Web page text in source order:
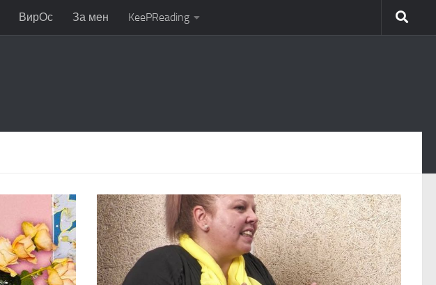
ВирОс За мен KeePReading